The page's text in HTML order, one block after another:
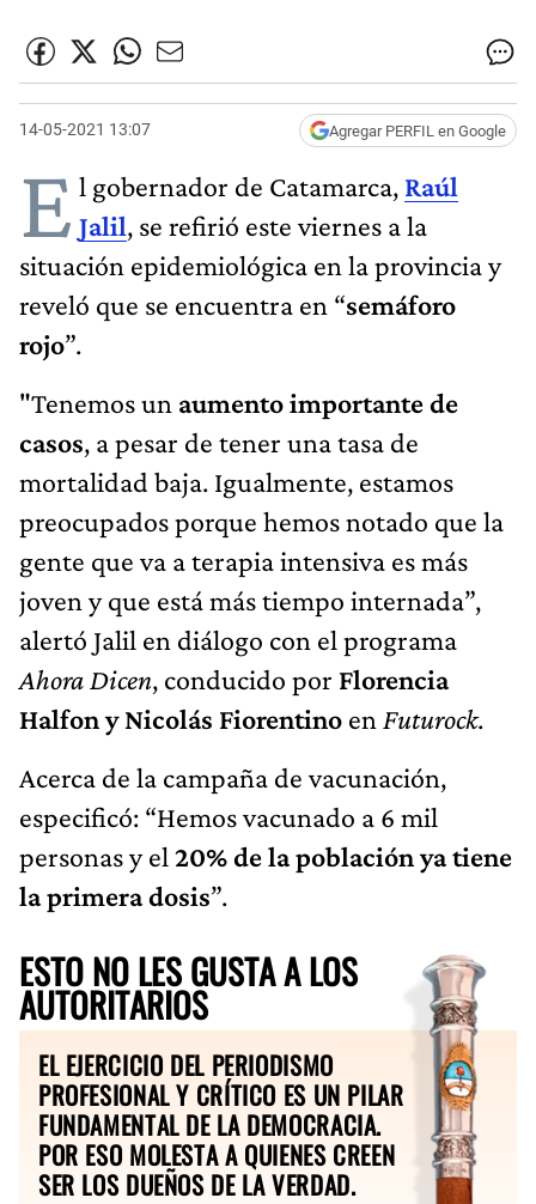
14-05-2021 13:07 Agregar PERFIL en Google
E l gobernador de Catamarca, Raúl
Jalil, se refirió este viernes a la
situación epidemiológica en la provincia y
reveló que se encuentra en “semáforo
rojo”.
"Tenemos un aumento importante de
casos, a pesar de tener una tasa de
mortalidad baja. Igualmente, estamos
preocupados porque hemos notado que la
gente que va a terapia intensiva es más
joven y que está más tiempo internada”,
alertó Jalil en diálogo con el programa
Ahora Dicen, conducido por Florencia
Halfon y Nicolás Fiorentino en Futurock.
Acerca de la campaña de vacunación,
especificó: “Hemos vacunado a 6 mil
personas y el 20% de la población ya tiene
la primera dosis”.
ESTO NO LES GUSTA A LOS
AUTORITARIOS
EL EJERCICIO DEL PERIODISMO
PROFESIONAL Y CRÍTICO ES UN PILAR
FUNDAMENTAL DE LA DEMOCRACIA.
POR ESO MOLESTA A QUIENES CREEN
SER LOS DUEÑOS DE LA VERDAD.